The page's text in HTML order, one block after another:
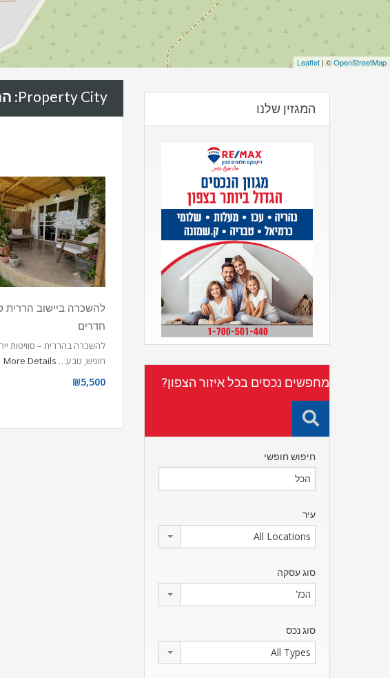
Leaflet | ©OpenStreetMap
Property City:
חדרים
להשכרה בהררית – סוויטות
חופש, טבע… More Details
₪5,500
המגזין שלנו
מחפשים נכסים בכל איזור הצפון?
חיפוש חופשי
עיר
All Locations
סוג עסקה
הכל
סוג נכס
All Types